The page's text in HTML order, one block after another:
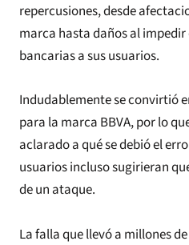
repercusiones, desde
marca hasta daños al
bancarias a sus usuarios.
Indudablemente se convirtió
para la marca BBVA, por lo
aclarado a qué se debió el
usuarios incluso sugirieran
de un ataque.
La falla que llevó a millones